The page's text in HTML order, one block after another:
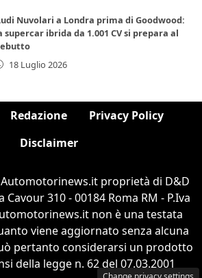
Nuvolari a Londra prima di Goodwood:
supercar ibrida da 1.001 CV si prepara al
18 Luglio 2026
Redazione
Privacy Policy
Disclaimer
proprietà di D&D
Cavour 310 - 00184 Roma RM - P.Iva
non è una testata
viene aggiornato senza alcuna
pertanto considerarsi un prodotto
della legge n. 62 del 07.03.2001